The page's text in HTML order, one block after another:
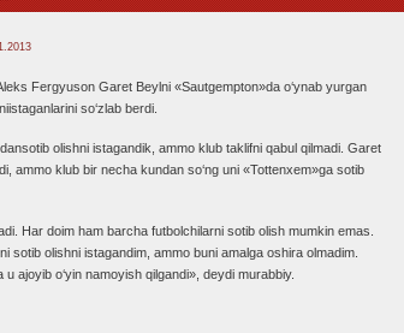
Fergyuson Garet Beylni «Sautgempton»da o‘ynab yurgan
so‘zlab berdi.
olishni istagandik, ammo klub taklifni qabul qilmadi. Garet
ammo klub bir necha kundan so‘ng uni «Tottenxem»ga sotib
Har doim ham barcha futbolchilarni sotib olish mumkin emas.
sotib olishni istagandim, ammo buni amalga oshira olmadim.
ajoyib o‘yin namoyish qilgandi», deydi murabbiy.